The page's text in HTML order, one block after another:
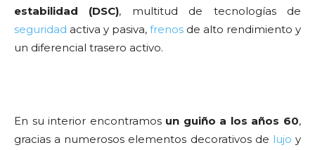
estabilidad (DSC), multitud de tecnologías de
seguridad activa y pasiva, frenos de alto rendimiento y
un diferencial trasero activo.
En su interior encontramos un guiño a los años 60,
gracias a numerosos elementos decorativos de lujo y